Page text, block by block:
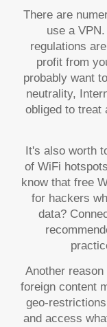
There are
use a
regulations
profit from
probably want
neutrality,
obliged to treat
It's also worth
of WiFi
know that free
for hackers
data?
Another
foreign content
geo-
and access